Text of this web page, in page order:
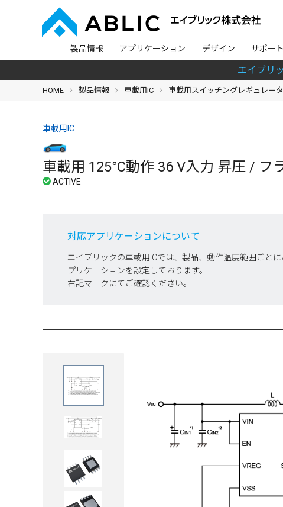
製品情報 アプリケーション デザイン サポート
エイブリ
HOME 製品情報 車載用IC 車載用スイッチングレギュレータ
車載用IC
車載用 125°C動作 36 V入力 昇圧 /
対応アプリケーションについて
エイブリックの車載用ICでは、製品、動作温度範囲ごと
プリケーションを設定しております。
右記マークにてご確認ください。